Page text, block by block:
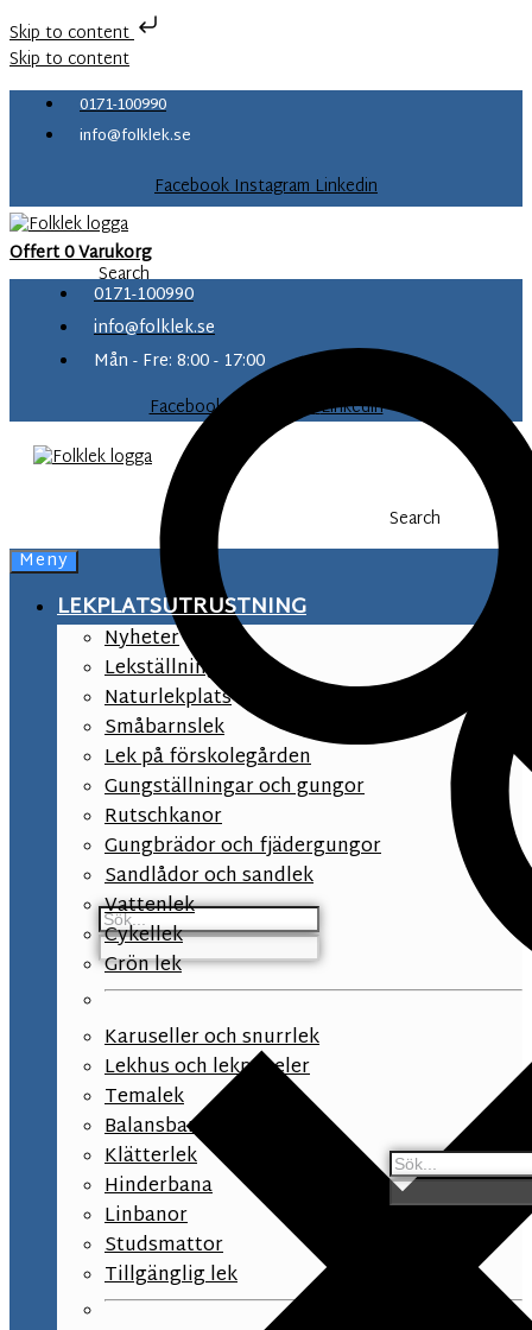
Skip to content
Skip to content
0171-100990
info@folklek.se
FacebookInstagramLinkedin
Offert0Varukorg
Search
0171-100990
info@folklek.se
Mån - Fre: 8:00 - 17:00
Facebook-f
InstagramLinkedin
Search
Meny
LEKPLATSUTRUSTNING
Nyheter
Lekställningar
Naturlekplats
Småbarnslek
Lek på förskolegården
Gungställningar och gungor
Rutschkanor
Gungbrädor och fjädergungor
Sandlådor och sandlek
Vattenlek
Cykellek
Grön lek
Karuseller och snurrlek
Lekhus och lekpaneler
Temalek
Balansbana
Klätterlek
Hinderbana
Linbanor
Studsmattor
Tillgänglig lek